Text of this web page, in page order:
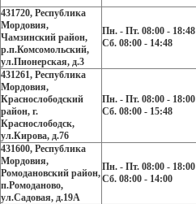
431720, Республика
Мордовия,
Чамзинский район,
р.п.Комсомольский,
ул.Пионерская, д.3
Пн. - Пт. 08:00 - 18:48
Сб. 08:00 - 14:48
431261, Республика
Мордовия,
Краснослободский
район, г.
Краснослободск,
ул.Кирова, д.76
Пн. - Пт. 08:00 - 18:00
Сб. 08:00 - 15:48
431600, Республика
Мордовия,
Ромодановский район,
п.Ромоданово,
ул.Садовая, д.19А
Пн. - Пт. 08:00 - 18:00
Сб. 08:00 - 14:00